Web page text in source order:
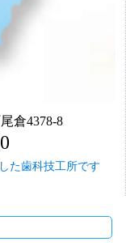
倉4378-8
た歯科技工所です